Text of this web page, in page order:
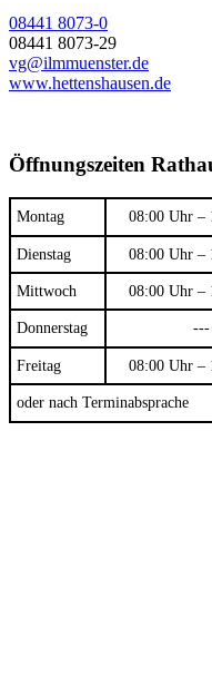
08441 8073-0
08441 8073-29
vg@ilmmuenster.de
www.hettenshausen.de
Öffnungszeiten
Montag 08:00 Uhr –
Dienstag 08:00 Uhr –
Mittwoch 08:00 Uhr –
Donnerstag ---
Freitag 08:00 Uhr –
oder nach Terminabsprache